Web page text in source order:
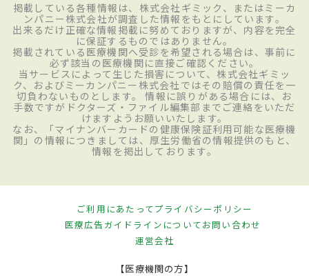
掲載している各種情報は、株式会社ギミック、またはミーカ
ンパニー株式会社が調査した情報をもとにしています。
出来るだけ正確な情報掲載に努めておりますが、内容を完全
に保証するものではありません。
掲載されている医療機関へ受診を希望される場合は、事前に
必ず該当の医療機関に直接ご確認ください。
当サービスによって生じた損害について、株式会社ギミッ
ク、およびミーカンパニー株式会社ではその賠償の責任を一
切負わないものとします。 情報に誤りがある場合には、お
手数ですがドクターズ・ファイル編集部までご連絡をいただ
けますようお願いいたします。
なお、「マイナンバーカードの健康保険証利用可能な医療機
関」の情報につきましては、厚生労働省の情報提供のもと、
情報を掲出しております。
ご利用にあたってプライバシーポリシー
医療広告ガイドラインについてお問い合わせ
運営会社
【医療機関の方】